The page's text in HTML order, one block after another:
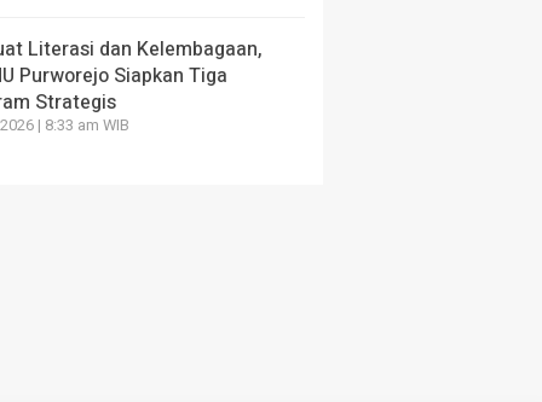
Literasi dan Kelembagaan,
Purworejo Siapkan Tiga
Strategis
| 8:33 am WIB